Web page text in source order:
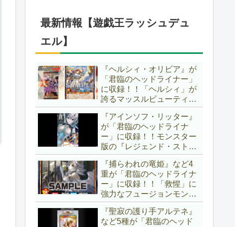
無効化範囲の広がった『墓
穴の指名者』はめちゃくち
最新情報【遊戯王ラッシュデュ
エル】
『ヘルシィ・オリビア』が
「君臨のヘッドライナー」
に収録！！「ヘルシィ」が
誇るマッスルビューティー
の詳細が判明！！優秀なリ
チュアル魔法『健康ズハ
イ！』をサルベージできる
サポーターでしたか～。
【遊戯王ラッシュデュエ
ル】
『アインソフ・リッター』
が「君臨のヘッドライナ
ー」に収録！！モンスター
版の『レジェンド・ストラ
イク』とも言える強力な蘇
生効果持ち！！そのステー
タスから、「救惺」との相
性も抜群に良いですね～。
【遊戯王ラッシュデュエ
ル】
『捕らわれの竜姫』など4
重が「君臨のヘッドライナ
ー」に収録！！「救惺」に
強力なフュージョンモンス
ターとサポーターが登
場！！性能の高さはもちろ
ん、イラストから推察され
『聖寂の護り手アルテネ』
など5種が「君臨のヘッド